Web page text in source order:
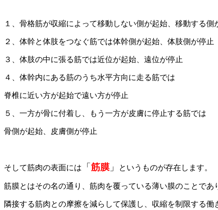
１、骨格筋が収縮によって移動しない側が起始、移動する側
２、体幹と体肢をつなぐ筋では体幹側が起始、体肢側が停止
３、体肢の中に張る筋では近位が起始、遠位が停止
４、体幹内にある筋のうち水平方向に走る筋では
脊椎に近い方が起始で遠い方が停止
５、一方が骨に付着し、もう一方が皮膚に停止する筋では
骨側が起始、皮膚側が停止
そして筋肉の表面には 「 筋膜 」 というものが存在します。
筋膜とはその名の通り、筋肉を覆っている薄い膜のことであ
隣接する筋肉との摩擦を減らして保護し、収縮を制限する働